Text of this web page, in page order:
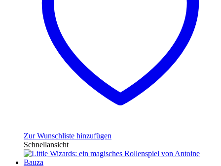
Zur Wunschliste hinzufügen
Schnellansicht